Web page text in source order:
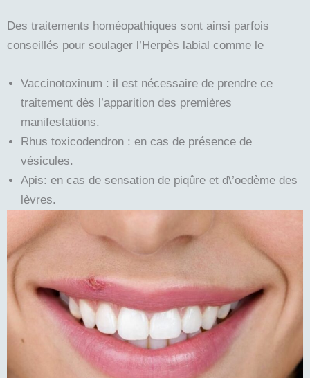
Des traitements homéopathiques sont ainsi parfois
conseillés pour soulager l’Herpès labial comme le
Vaccinotoxinum : il est nécessaire de prendre ce
traitement dès l’apparition des premières
manifestations.
Rhus toxicodendron : en cas de présence de
vésicules.
Apis: en cas de sensation de piqûre et d\’oedème des
lèvres.